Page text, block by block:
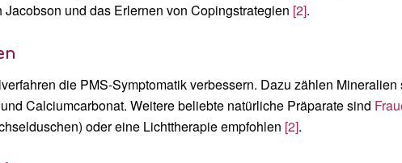
Jacobson und das Erlernen von Copingstrategien [2].
die PMS-Symptomatik verbessern. Dazu zählen Mineralien
Calciumcarbonat. Weitere beliebte natürliche Präparate sind
oder eine Lichttherapie empfohlen [2].